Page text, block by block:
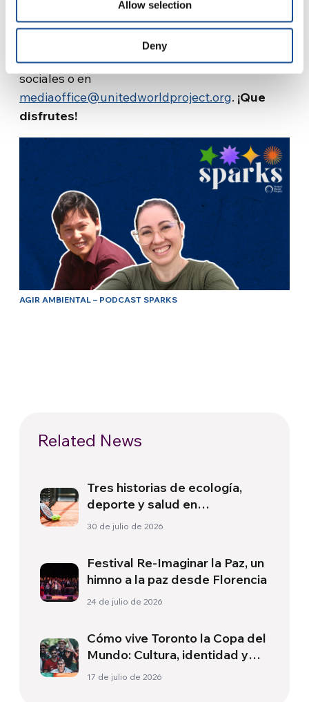
Allow selection
Deny
Anghami(click en el nombre
de la plataforma para escuchar enseguida).
Haznos saber lo que piensas en nuestras redes
sociales o en
mediaoffice@unitedworldproject.org. ¡Que
disfrutes!
AGIR AMBIENTAL – PODCAST SPARKS
Related News
Tres historias de ecología,
deporte y salud en
Sudamérica
30 de julio de 2026
Festival Re-Imaginar la Paz, un
himno a la paz desde Florencia
24 de julio de 2026
Cómo vive Toronto la Copa del
Mundo: Cultura, identidad y
política más allá del terreno
17 de julio de 2026